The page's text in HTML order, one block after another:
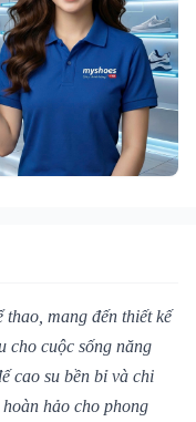
thao, mang đến thiết kế
cho cuộc sống năng
cao su bền bỉ và chi
hảo cho phong